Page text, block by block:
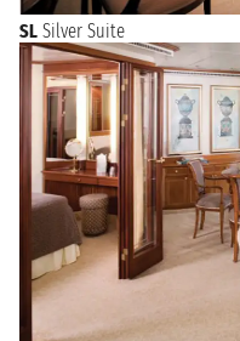
SL Silver Suite